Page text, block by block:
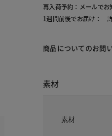
再入荷予約：メールでお
1週間前後でお届け：
商品についてのお問
素材
素材